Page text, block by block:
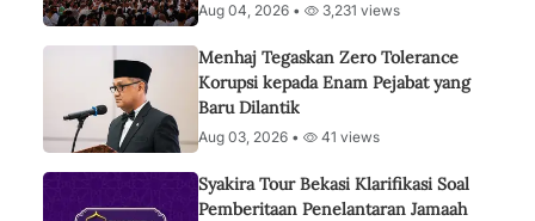
Aug 04, 2026 • 3,231 views
Menhaj Tegaskan Zero Tolerance
Korupsi kepada Enam Pejabat yang
Baru Dilantik
Aug 03, 2026 • 41 views
Syakira Tour Bekasi Klarifikasi Soal
Pemberitaan Penelantaran Jamaah